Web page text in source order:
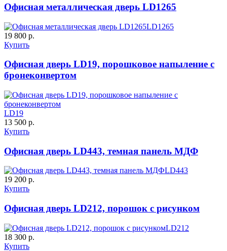
ДУБ БЕЛЁНЫЙ
К-10 60
C61
Офисная металлическая дверь LD1265
LD1265
19 800 р.
Купить
Офисная дверь LD19, порошковое напыление с
бронеконвертом
LD19
13 500 р.
Купить
Офисная дверь LD443, темная панель МДФ
LD443
19 200 р.
Купить
Офисная дверь LD212, порошок с рисунком
LD212
18 300 р.
Купить